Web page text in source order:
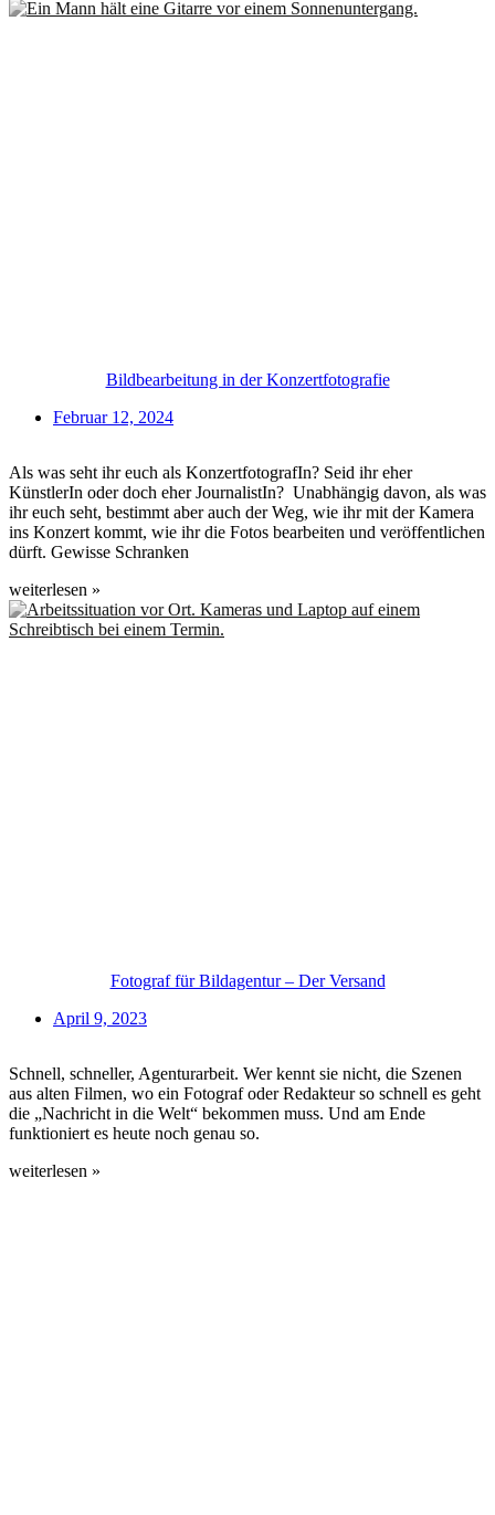
Bildbearbeitung in der Konzertfotografie
Februar 12, 2024
Als was seht ihr euch als KonzertfotografIn? Seid ihr eher
KünstlerIn oder doch eher JournalistIn? Unabhängig davon, als was
ihr euch seht, bestimmt aber auch der Weg, wie ihr mit der Kamera
ins Konzert kommt, wie ihr die Fotos bearbeiten und veröffentlichen
dürft. Gewisse Schranken
weiterlesen »
Fotograf für Bildagentur – Der Versand
April 9, 2023
Schnell, schneller, Agenturarbeit. Wer kennt sie nicht, die Szenen
aus alten Filmen, wo ein Fotograf oder Redakteur so schnell es geht
die „Nachricht in die Welt“ bekommen muss. Und am Ende
funktioniert es heute noch genau so.
weiterlesen »